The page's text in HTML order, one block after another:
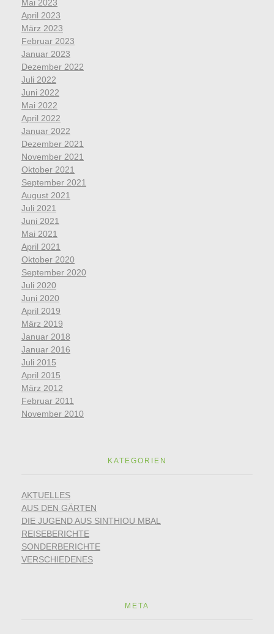
Mai 2023
April 2023
März 2023
Februar 2023
Januar 2023
Dezember 2022
Juli 2022
Juni 2022
Mai 2022
April 2022
Januar 2022
Dezember 2021
November 2021
Oktober 2021
September 2021
August 2021
Juli 2021
Juni 2021
Mai 2021
April 2021
Oktober 2020
September 2020
Juli 2020
Juni 2020
April 2019
März 2019
Januar 2018
Januar 2016
Juli 2015
April 2015
März 2012
Februar 2011
November 2010
KATEGORIEN
AKTUELLES
AUS DEN GÄRTEN
DIE JUGEND AUS SINTHIOU MBAL
REISEBERICHTE
SONDERBERICHTE
VERSCHIEDENES
META